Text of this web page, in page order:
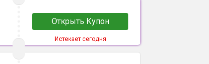
Открыть Купон
Истекает сегодня